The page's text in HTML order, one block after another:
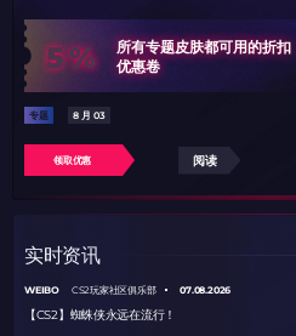
5%
所有专题皮肤都可用的折扣
优惠卷
专题 8 月 03
领取优惠 阅读
实时资讯
WEIBO CS2玩家社区俱乐部 07.08.2026
【CS2】蜘蛛侠永远在流行！